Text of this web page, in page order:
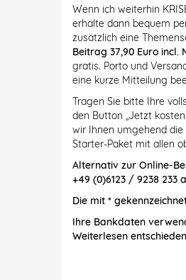
Wenn ich weiterhin
erhalte dann bequem
zusätzlich eine
Beitrag 37,90 Euro incl.
gratis. Porto und
eine kurze Mitteilung
Tragen Sie bitte Ihre
den Button „Jetzt
wir Ihnen umgehend die
Starter-Paket mit allen
Alternativ zur Online-
+49 (0)6123 / 9238 233
Die mit *
Ihre Bankdaten
Weiterlesen